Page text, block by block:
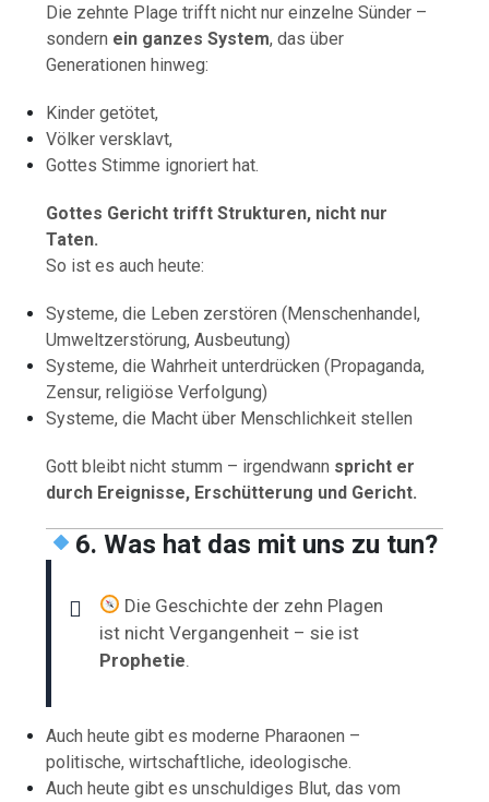
Die zehnte Plage trifft nicht nur einzelne Sünder –
sondern ein ganzes System, das über
Generationen hinweg:
Kinder getötet,
Völker versklavt,
Gottes Stimme ignoriert hat.
Gottes Gericht trifft Strukturen, nicht nur
Taten.
So ist es auch heute:
Systeme, die Leben zerstören (Menschenhandel,
Umweltzerstörung, Ausbeutung)
Systeme, die Wahrheit unterdrücken (Propaganda,
Zensur, religiöse Verfolgung)
Systeme, die Macht über Menschlichkeit stellen
Gott bleibt nicht stumm – irgendwann spricht er
durch Ereignisse, Erschütterung und Gericht.
6. Was hat das mit uns zu tun?
Die Geschichte der zehn Plagen
ist nicht Vergangenheit – sie ist
Prophetie.
Auch heute gibt es moderne Pharaonen –
politische, wirtschaftliche, ideologische.
Auch heute gibt es unschuldiges Blut, das vom